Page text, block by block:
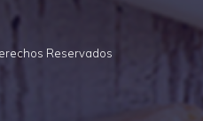
Reservados